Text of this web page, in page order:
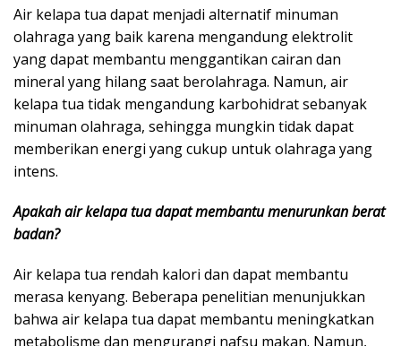
Air kelapa tua dapat menjadi alternatif minuman
olahraga yang baik karena mengandung elektrolit
yang dapat membantu menggantikan cairan dan
mineral yang hilang saat berolahraga. Namun, air
kelapa tua tidak mengandung karbohidrat sebanyak
minuman olahraga, sehingga mungkin tidak dapat
memberikan energi yang cukup untuk olahraga yang
intens.
Apakah air kelapa tua dapat membantu menurunkan berat
badan?
Air kelapa tua rendah kalori dan dapat membantu
merasa kenyang. Beberapa penelitian menunjukkan
bahwa air kelapa tua dapat membantu meningkatkan
metabolisme dan mengurangi nafsu makan. Namun,